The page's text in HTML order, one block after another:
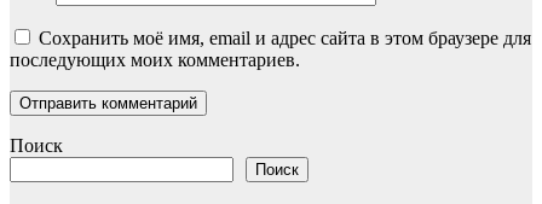
Сохранить моё имя, email и адрес сайта в этом браузере для
последующих моих комментариев.
Поиск
Поиск